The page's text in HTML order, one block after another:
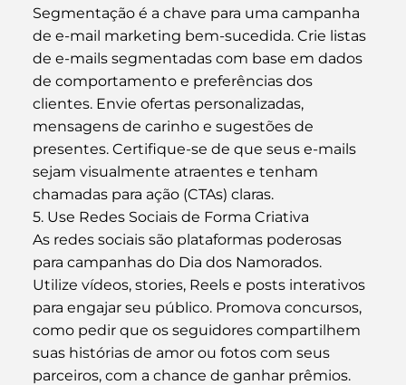
Segmentação é a chave para uma campanha
de e-mail marketing bem-sucedida. Crie listas
de e-mails segmentadas com base em dados
de comportamento e preferências dos
clientes. Envie ofertas personalizadas,
mensagens de carinho e sugestões de
presentes. Certifique-se de que seus e-mails
sejam visualmente atraentes e tenham
chamadas para ação (CTAs) claras.
5. Use Redes Sociais de Forma Criativa
As redes sociais são plataformas poderosas
para campanhas do Dia dos Namorados.
Utilize vídeos, stories, Reels e posts interativos
para engajar seu público. Promova concursos,
como pedir que os seguidores compartilhem
suas histórias de amor ou fotos com seus
parceiros, com a chance de ganhar prêmios.